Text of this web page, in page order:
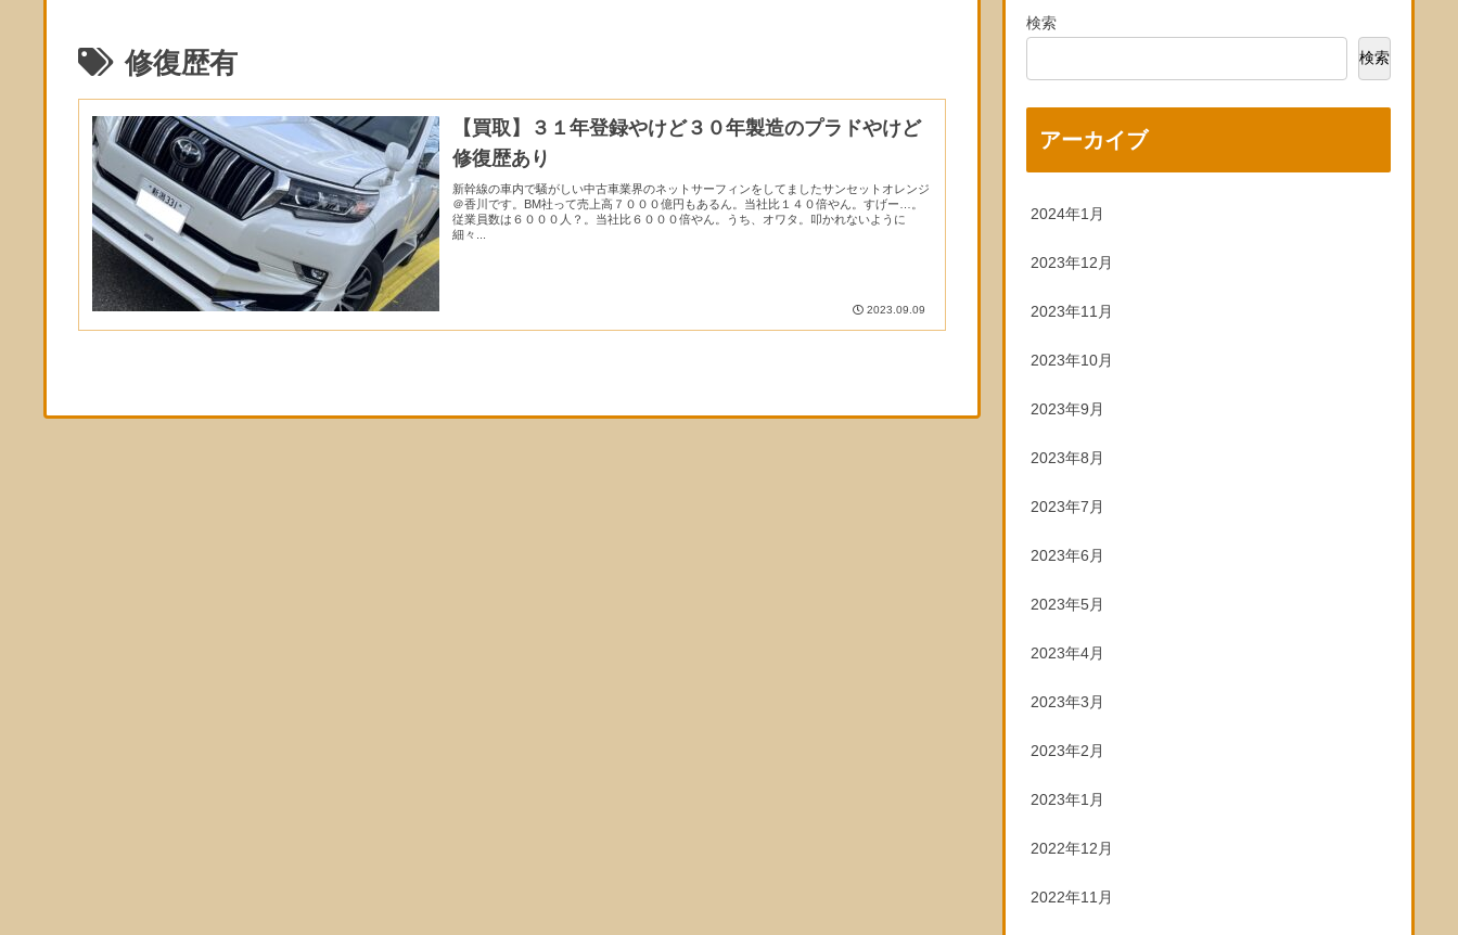
修復歴有
【買取】３１年登録やけど３０年製造のプラドやけど
修復歴あり
新幹線の車内で騒がしい中古車業界のネットサーフィンをしてましたサンセットオレンジ
＠香川です。BM社って売上高７０００億円もあるん。当社比１４０倍やん。すげー…。
従業員数は６０００人？。当社比６０００倍やん。うち、オワタ。叩かれないように
細々...
2023.09.09
検索
検索
アーカイブ
2024年1月
2023年12月
2023年11月
2023年10月
2023年9月
2023年8月
2023年7月
2023年6月
2023年5月
2023年4月
2023年3月
2023年2月
2023年1月
2022年12月
2022年11月